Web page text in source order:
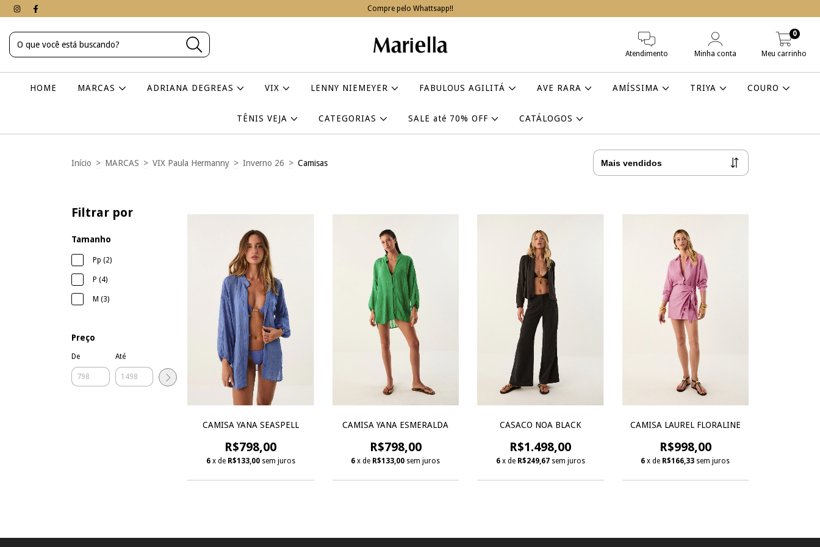
Compre pelo Whattsapp!!
Atendimento Minha conta Meu carrinho
0
HOME MARCAS ADRIANA DEGREAS VIX LENNY NIEMEYER FABULOUS AGILITÁ AVE RARA AMÍSSIMA TRIYA COURO
TÊNIS VEJA CATEGORIAS SALE até 70% OFF CATÁLOGOS
Início > MARCAS > VIX Paula Hermanny > Inverno 26 > Camisas
Filtrar por
Tamanho
Pp (2)
P (4)
M (3)
Preço
De Até
CAMISA YANA SEASPELL
R$798,00
6 x de R$133,00 sem juros
CAMISA YANA ESMERALDA
R$798,00
6 x de R$133,00 sem juros
CASACO NOA BLACK
R$1.498,00
6 x de R$249,67 sem juros
CAMISA LAUREL FLORALINE
R$998,00
6 x de R$166,33 sem juros